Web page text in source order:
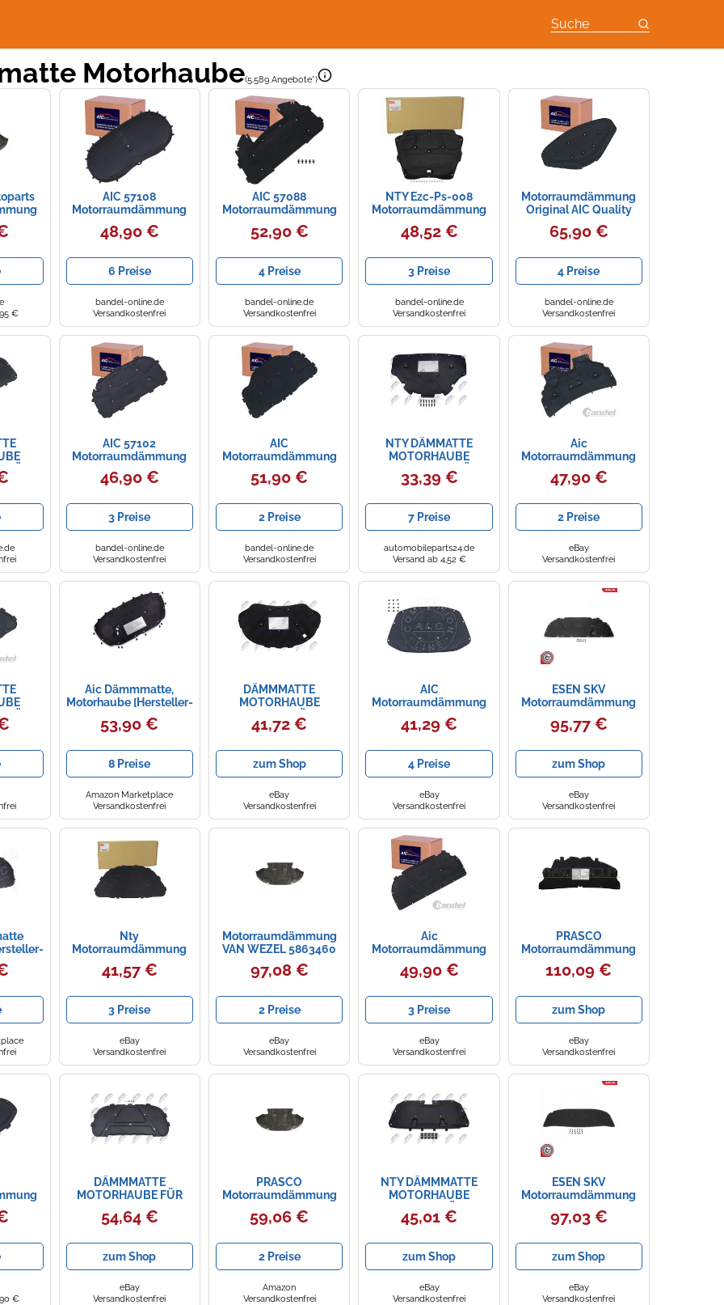
Suche
Motorhaube(5.589 Angebote*)
€
AIC 57108
Motorraumdämmung
48,90 €
6 Preise
bandel-online.de
Versandkostenfrei
AIC 57088
Motorraumdämmung
52,90 €
4 Preise
bandel-online.de
Versandkostenfrei
NTY Ezc-Ps-008
Motorraumdämmung
48,52 €
3 Preise
bandel-online.de
Versandkostenfrei
Motorraumdämmung
Original AIC Quality
Motorhaube von AIC
(57436)
Karosserie Dämpfung,
Motorraum, Dämpfung,
Dämmung,
Geräuschdämmung
65,90 €
4 Preise
bandel-online.de
Versandkostenfrei
AIC 57102
Motorraumdämmung
46,90 €
3 Preise
bandel-online.de
Versandkostenfrei
AIC
Motorraumdämmung
Motorhaube für BMW
51,90 €
2 Preise
bandel-online.de
Versandkostenfrei
NTY DÄMMATTE
MOTORHAUBE
MOTORHAUBENDÄMMUNG
passend für BMW 3 |
33,39 €
7 Preise
automobileparts24.de
Versand ab 4,52 €
Aic
Motorraumdämmung
[Hersteller-Nr. 57098]
für Ford
47,90 €
2 Preise
eBay
Versandkostenfrei
Aic Dämmmatte,
Motorhaube [Hersteller-
Nr. 57120] für VW
53,90 €
8 Preise
Amazon Marketplace
Versandkostenfrei
DÄMMMATTE
MOTORHAUBE
MOTORRAUMDÄMMUNG
FÜR VW CC PASSAT
41,72 €
zum Shop
eBay
Versandkostenfrei
AIC
Motorraumdämmung
57110 Motorhaube
41,29 €
4 Preise
eBay
Versandkostenfrei
ESEN SKV
Motorraumdämmung
Motorhaube
Dämmmatte passend
95,77 €
zum Shop
eBay
Versandkostenfrei
VW
Nty
Motorraumdämmung
[Hersteller-Nr. EZC-BM-
173] für BMW
41,57 €
3 Preise
eBay
Versandkostenfrei
Motorraumdämmung
VAN WEZEL 5863460
für VW, Motorhaube
97,08 €
2 Preise
eBay
Versandkostenfrei
Aic
Motorraumdämmung
[Hersteller-Nr. 57101]
für Audi
49,90 €
3 Preise
eBay
Versandkostenfrei
PRASCO
Motorraumdämmung
Schalldämmung
Isolierung Dämmmatte
110,09 €
zum Shop
eBay
Versandkostenfrei
für
€
DÄMMMATTE
MOTORHAUBE FÜR
BMW
54,64 €
zum Shop
eBay
Versandkostenfrei
PRASCO
Motorraumdämmung
vg4001945 Motorhaube
für VW
59,06 €
2 Preise
Amazon
Versandkostenfrei
NTY DÄMMMATTE
MOTORHAUBE
MOTORRAUMDÄMMUNG
MIT BEFESTIGUNG FÜR
45,01 €
zum Shop
eBay
Versandkostenfrei
ESEN SKV
Motorraumdämmung
Motorhaube
Dämmmatte für Audi
97,03 €
zum Shop
eBay
Versandkostenfrei